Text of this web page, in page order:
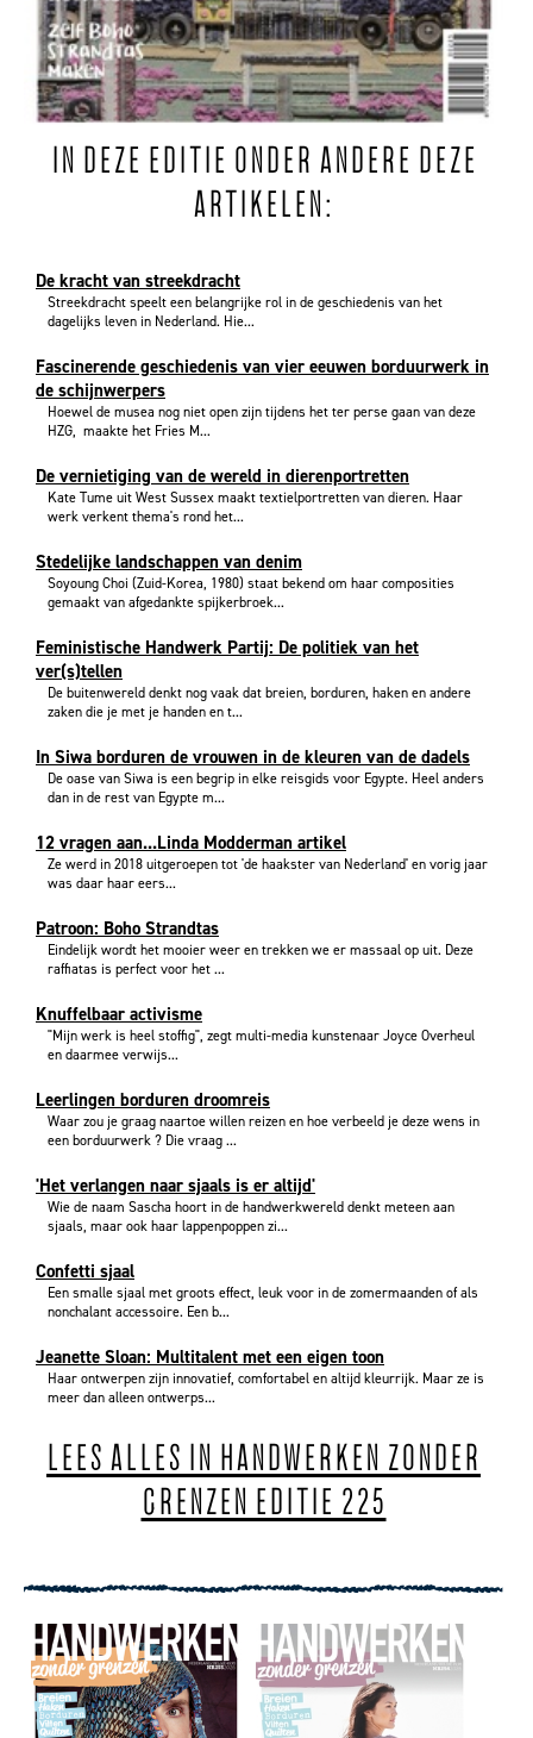
IN DEZE EDITIE ONDER ANDERE DEZE
ARTIKELEN:
De kracht van streekdracht
Streekdracht speelt een belangrijke rol in de geschiedenis van het
dagelijks leven in Nederland. Hie...
Fascinerende geschiedenis van vier eeuwen borduurwerk in
de schijnwerpers
Hoewel de musea nog niet open zijn tijdens het ter perse gaan van deze
HZG, maakte het Fries M...
De vernietiging van de wereld in dierenportretten
Kate Tume uit West Sussex maakt textielportretten van dieren. Haar
werk verkent thema's rond het...
Stedelijke landschappen van denim
Soyoung Choi (Zuid-Korea, 1980) staat bekend om haar composities
gemaakt van afgedankte spijkerbroek...
Feministische Handwerk Partij: De politiek van het
ver(s)tellen
De buitenwereld denkt nog vaak dat breien, borduren, haken en andere
zaken die je met je handen en t...
In Siwa borduren de vrouwen in de kleuren van de dadels
De oase van Siwa is een begrip in elke reisgids voor Egypte. Heel anders
dan in de rest van Egypte m...
12 vragen aan...Linda Modderman artikel
Ze werd in 2018 uitgeroepen tot 'de haakster van Nederland' en vorig jaar
was daar haar eers...
Patroon: Boho Strandtas
Eindelijk wordt het mooier weer en trekken we er massaal op uit. Deze
raffiatas is perfect voor het ...
Knuffelbaar activisme
"Mijn werk is heel stoffig", zegt multi-media kunstenaar Joyce Overheul
en daarmee verwijs...
Leerlingen borduren droomreis
Waar zou je graag naartoe willen reizen en hoe verbeeld je deze wens in
een borduurwerk ? Die vraag ...
'Het verlangen naar sjaals is er altijd'
Wie de naam Sascha hoort in de handwerkwereld denkt meteen aan
sjaals, maar ook haar lappenpoppen zi...
Confetti sjaal
Een smalle sjaal met groots effect, leuk voor in de zomermaanden of als
nonchalant accessoire. Een b...
Jeanette Sloan: Multitalent met een eigen toon
Haar ontwerpen zijn innovatief, comfortabel en altijd kleurrijk. Maar ze is
meer dan alleen ontwerps...
LEES ALLES IN HANDWERKEN ZONDER
GRENZEN EDITIE 225